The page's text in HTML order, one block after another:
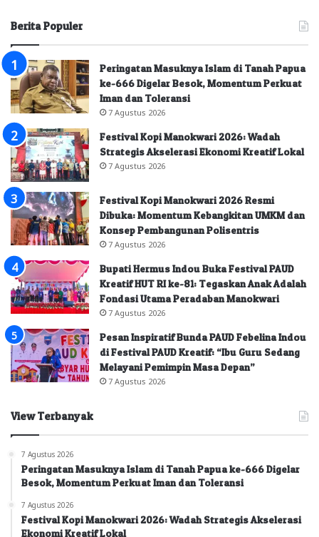
Berita Populer
Peringatan Masuknya Islam di Tanah Papua
ke-666 Digelar Besok, Momentum Perkuat
Iman dan Toleransi
7 Agustus 2026
Festival Kopi Manokwari 2026: Wadah
Strategis Akselerasi Ekonomi Kreatif Lokal
7 Agustus 2026
Festival Kopi Manokwari 2026 Resmi
Dibuka: Momentum Kebangkitan UMKM dan
Konsep Pembangunan Polisentris
7 Agustus 2026
Bupati Hermus Indou Buka Festival PAUD
Kreatif HUT RI ke-81: Tegaskan Anak Adalah
Fondasi Utama Peradaban Manokwari
7 Agustus 2026
Pesan Inspiratif Bunda PAUD Febelina Indou
di Festival PAUD Kreatif: “Ibu Guru Sedang
Melayani Pemimpin Masa Depan”
7 Agustus 2026
View Terbanyak
7 Agustus 2026
Peringatan Masuknya Islam di Tanah Papua ke-666 Digelar
Besok, Momentum Perkuat Iman dan Toleransi
7 Agustus 2026
Festival Kopi Manokwari 2026: Wadah Strategis Akselerasi
Ekonomi Kreatif Lokal